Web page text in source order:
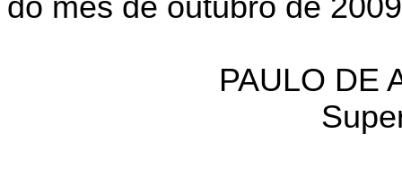
do mês de outubro de
PAULO DE